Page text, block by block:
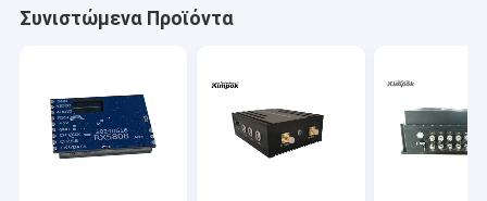
Συνιστώμενα Προϊόντα